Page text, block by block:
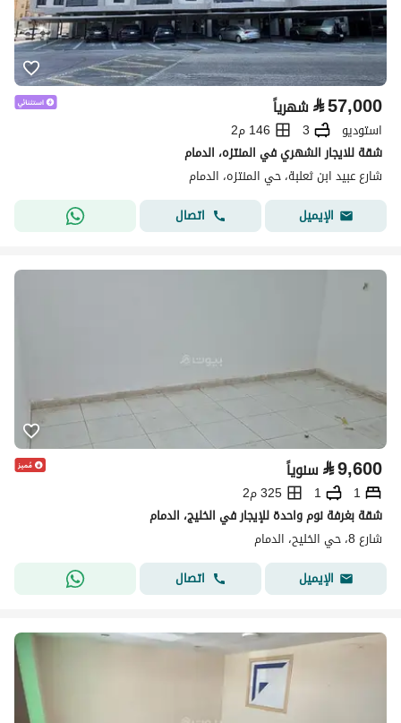
⃁57,000 شهرياً
استوديو 3
146 م2
شقة للايجار الشهري في المنتزه، الدمام
شارع عبيد ابن ثعلبة، حي المنتزه، الدمام
الإيميل
اتصال
⃁9,600 سنوياً
1
1
325 م2
شقة بغرفة نوم واحدة للإيجار في الخليج، الدمام
شارع 8، حي الخليح، الدمام
الإيميل
اتصال